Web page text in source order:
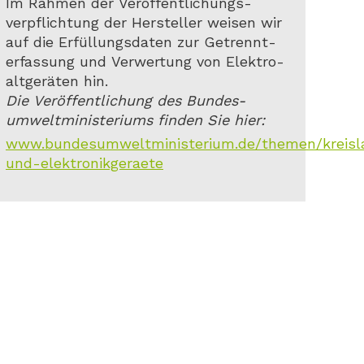
verpflichtung der Hersteller weisen wir
auf die Erfüllungsdaten zur Getrennt-
erfassung und Verwertung von Elektro-
altgeräten hin.
Die Veröffentlichung des Bundes-
umweltministeriums finden Sie hier:
www.bundesumweltministerium.de/themen/
und-elektronikgeraete